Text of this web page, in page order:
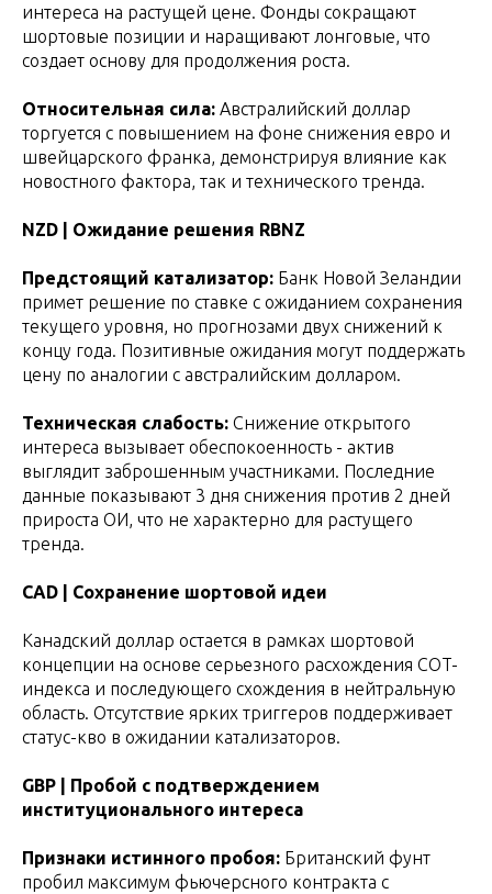
интереса на растущей цене. Фонды сокращают
шортовые позиции и наращивают лонговые, что
создает основу для продолжения роста.
Относительная сила: Австралийский доллар
торгуется с повышением на фоне снижения евро и
швейцарского франка, демонстрируя влияние как
новостного фактора, так и технического тренда.
NZD | Ожидание решения RBNZ
Предстоящий катализатор: Банк Новой Зеландии
примет решение по ставке с ожиданием сохранения
текущего уровня, но прогнозами двух снижений к
концу года. Позитивные ожидания могут поддержать
цену по аналогии с австралийским долларом.
Техническая слабость: Снижение открытого
интереса вызывает обеспокоенность - актив
выглядит заброшенным участниками. Последние
данные показывают 3 дня снижения против 2 дней
прироста ОИ, что не характерно для растущего
тренда.
CAD | Сохранение шортовой идеи
Канадский доллар остается в рамках шортовой
концепции на основе серьезного расхождения COT-
индекса и последующего схождения в нейтральную
область. Отсутствие ярких триггеров поддерживает
статус-кво в ожидании катализаторов.
GBP | Пробой с подтверждением
институционального интереса
Признаки истинного пробоя: Британский фунт
пробил максимум фьючерсного контракта с